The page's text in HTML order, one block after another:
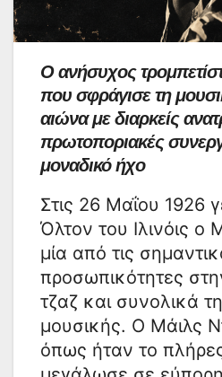
Ο ανήσυχος
που σφράγισε τη
αιώνα με διαρκείς
πρωτοποριακές
μοναδικό ήχο
Στις 26 Μαΐου 1926
Όλτον του Ιλινόις ο
μία από τις
προσωπικότητες
τζαζ και συνολικά
μουσικής. Ο Μάιλς
όπως ήταν το